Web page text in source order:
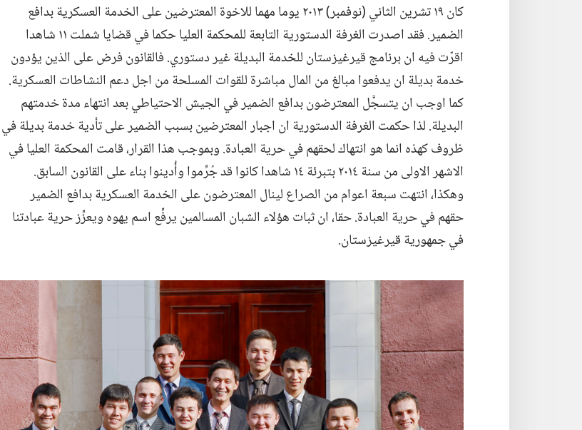
كان ١٩ تشرين الثاني (‏نوفمبر)‏ ٢٠١٣ يوما مهما للاخوة المعترضين على الخدمة العسكرية بدافع
الضمير.‏ فقد اصدرت الغرفة الدستورية التابعة للمحكمة العلياحكما
في قضايا شملت ١١ شاهدا
اقرّت فيه ان برنامج قيرغيزستان للخدمة البديلة غير دستوري.‏ فالقانون فرض على الذين يؤدون
خدمة بديلة ان يدفعوا مبالغ من المال مباشرة للقوات المسلحة من اجل دعم النشاطات العسكرية.‏
كما اوجب ان يتسجَّل المعترضون بدافع الضمير في الجيش الاحتياطي بعد انتهاء مدة خدمتهم
البديلة.‏ لذا حكمت الغرفة الدستورية ان اجبار المعترضين بسبب الضمير على تأدية خدمة بديلة في
ظروف كهذه انما هو انتهاك لحقهم في حرية العبادة.‏ وبموجب هذا القرار،‏ قامت المحكمة العليا في
الاشهر الاولى من سنة ٢٠١٤ بتبرئة ١٤ شاهدا كانوا قد جُرِّموا وأُدينوا بناء على القانون السابق.‏
وهكذا،‏ انتهت سبعة اعوام من الصراعلينال المعترضون على الخدمة العسكرية بدافع الضمير
حقهم في حرية العبادة.‏ حقا،‏ ان ثبات هؤلاء الشبان المسالمين يرفِّع اسم يهوه ويعزِّز حرية عبادتنا
في جمهورية قيرغيزستان.‏